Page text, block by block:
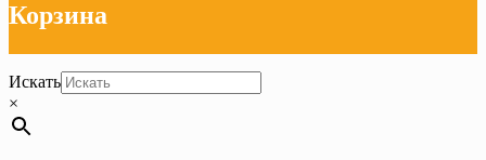
Корзина
Искать
×